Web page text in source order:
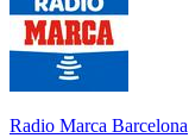
Radio Marca Barcelona